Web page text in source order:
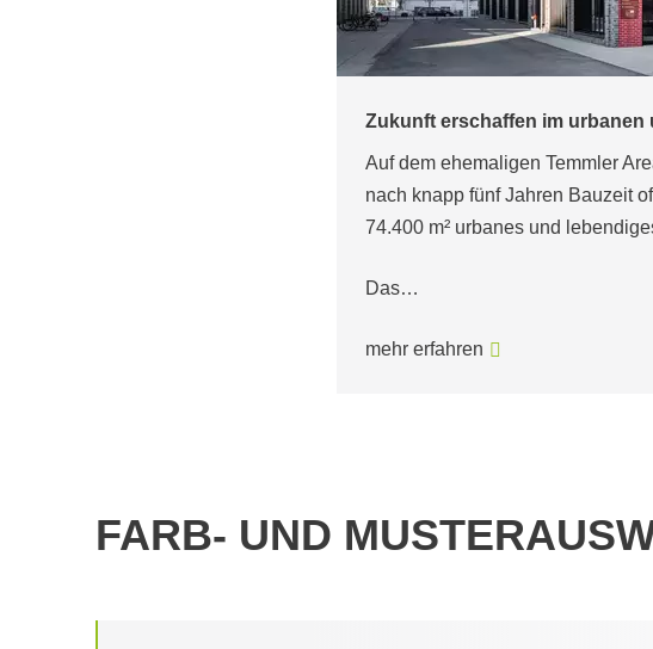
Zukunft erschaffen im urbanen
Auf dem ehemaligen Temmler
nach knapp fünf Jahren Bauzeit
74.400 m² urbanes und
Das…
mehr erfahren
FARB- UND